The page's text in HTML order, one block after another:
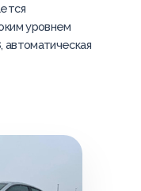
уровнем
автоматическая